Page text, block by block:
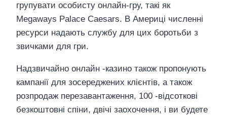
групувати особисту онлайн-гру, такі як
Megaways Palace Caesars. В Америці численні
ресурси надають службу для цих боротьби з
звичками для гри.
Надзвичайно онлайн -казино також пропонують
кампанії для зосереджених клієнтів, а також
розпродаж перезавантаження, 100 -відсоткові
безкоштовні спіни, двічі заохочення, і ви будете